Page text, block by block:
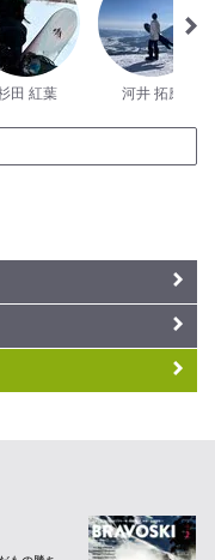
田 紅葉 河井 拓磨